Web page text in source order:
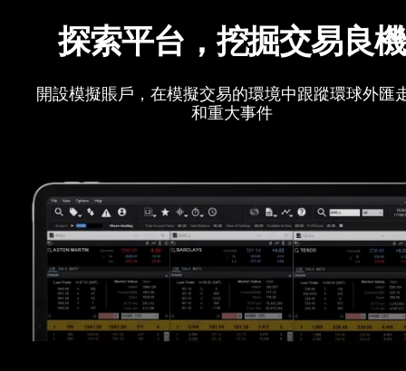
探索平台，挖掘交易良機
開設模擬賬戶，在模擬交易的環境中跟蹤環球外匯
和重大事件